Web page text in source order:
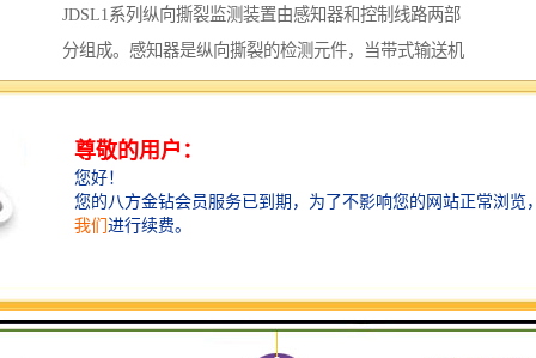
JDSL1系列纵向撕裂监测装置由感知器和控制线路两部
分组成。感知器是纵向撕裂的检测元件，当带式输送机
输送带被异料穿透后，随着输送带运行带动异物使感知
而挤压布置在出料口的感知器时，感知器均能灵敏可靠
的检测出输送带撕裂信号并输出开关量，发出停机信
号。控制线路具有自锁和延时功能。
制电路接收感知器检测出的开关信号，发出报警和停机
信号。